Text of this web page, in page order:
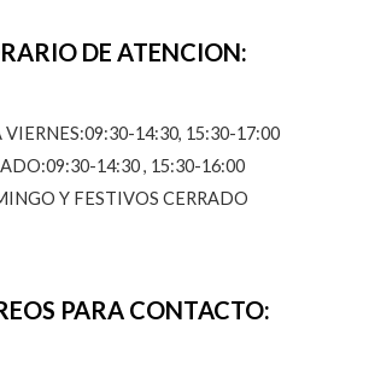
DE ATENCION:
VIERNES:09:30-14:30, 15:30-17:00
14:30 , 15:30-16:00
Y FESTIVOS CERRADO
PARA CONTACTO: